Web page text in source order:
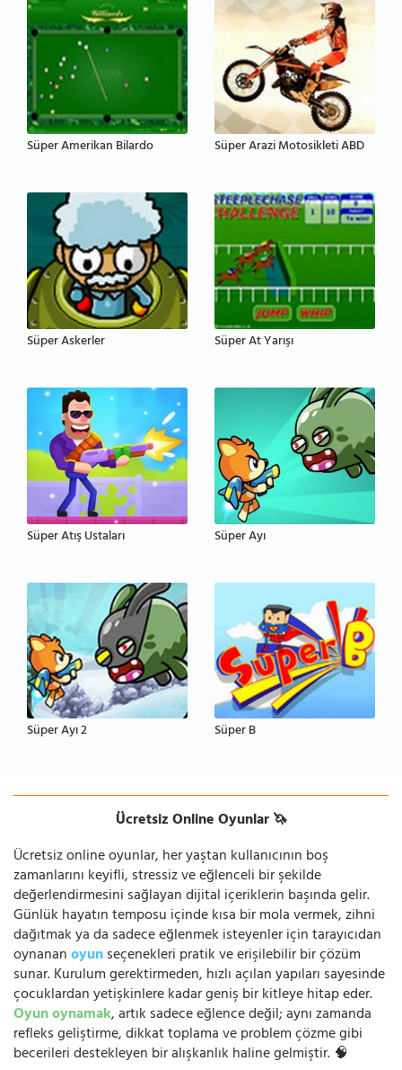
Süper Amerikan Bilardo Süper Arazi Motosikleti ABD
Süper Askerler Süper At Yarışı
Süper Atış Ustaları Süper Ayı
Süper Ayı 2 Süper B
Ücretsiz Online Oyunlar 🦄
Ücretsiz online oyunlar, her yaştan kullanıcının boş
zamanlarını keyifli, stressiz ve eğlenceli bir şekilde
değerlendirmesini sağlayan dijital içeriklerin başında gelir.
Günlük hayatın temposu içinde kısa bir mola vermek, zihni
dağıtmak ya da sadece eğlenmek isteyenler için tarayıcıdan
oynananoyunseçenekleri pratik ve erişilebilir bir çözüm
sunar. Kurulum gerektirmeden, hızlı açılan yapıları sayesinde
çocuklardan yetişkinlere kadar geniş bir kitleye hitap eder.
Oyun oynamak, artık sadece eğlence değil; aynı zamanda
refleks geliştirme, dikkat toplama ve problem çözme gibi
becerileri destekleyen bir alışkanlık haline gelmiştir. 🧠